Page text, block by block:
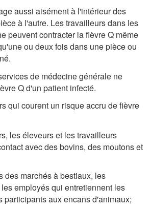
aussi aisément à l'intérieur des
à l'autre. Les travailleurs dans les
peuvent contracter la fièvre Q même
ou deux fois dans une pièce ou
de médecine générale ne
Q d'un patient infecté.
qui courent un risque accru de fièvre
les éleveurs et les travailleurs
avec des bovins, des moutons et
des marchés à bestiaux, les
employés qui entretiennent les
participants aux encans d'animaux;